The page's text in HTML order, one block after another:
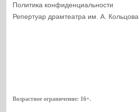
Политика конфиденциальности
Репертуар драмтеатра им. А. Кольцова
Возрастное ограничение: 16+.